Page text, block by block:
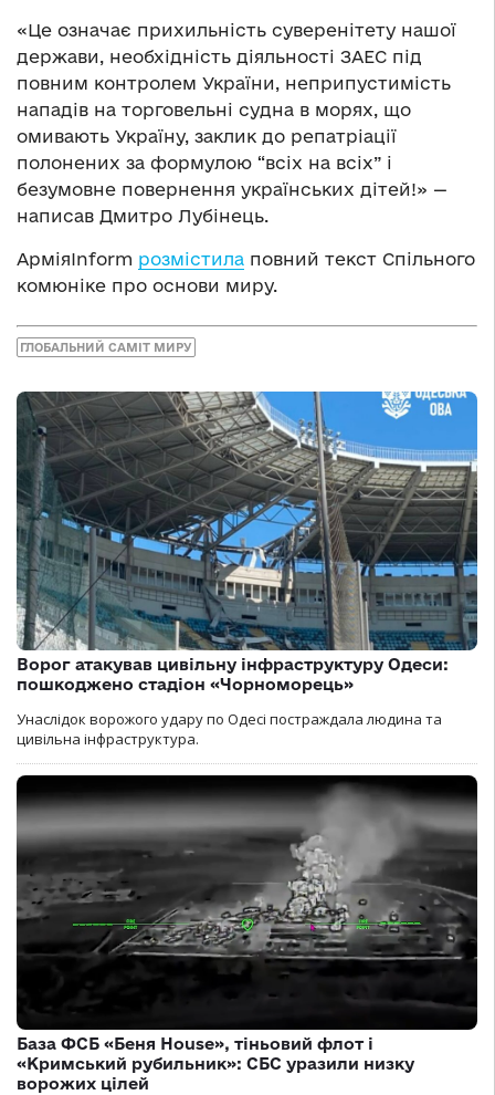
«Це означає прихильність суверенітету нашої
держави, необхідність діяльності ЗАЕС під
повним контролем України, неприпустимість
нападів на торговельні судна в морях, що
омивають Україну, заклик до репатріації
полонених за формулою “всіх на всіх” і
безумовне повернення українських дітей!» —
написав Дмитро Лубінець.
АрміяInform розмістила повний текст Спільного
комюніке про основи миру.
ГЛОБАЛЬНИЙ САМІТ МИРУ
Ворог атакував цивільну інфраструктуру Одеси:
пошкоджено стадіон «Чорноморець»
Унаслідок ворожого удару по Одесі постраждала людина та
цивільна інфраструктура.
База ФСБ «Беня House», тіньовий флот і
«Кримський рубильник»: СБС уразили низку
ворожих цілей